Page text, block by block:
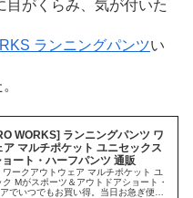
目がくらみ、気が付いた
ランニングパンツい
WORKS] ランニングパンツ ワ
ア マルチポケット ユニセックス
ート・ハーフパンツ 通販
ークアウトウェア マルチポケット ユ
Mがスポーツ＆アウトドアショート・
でいつでもお買い得。当日お急ぎ便対